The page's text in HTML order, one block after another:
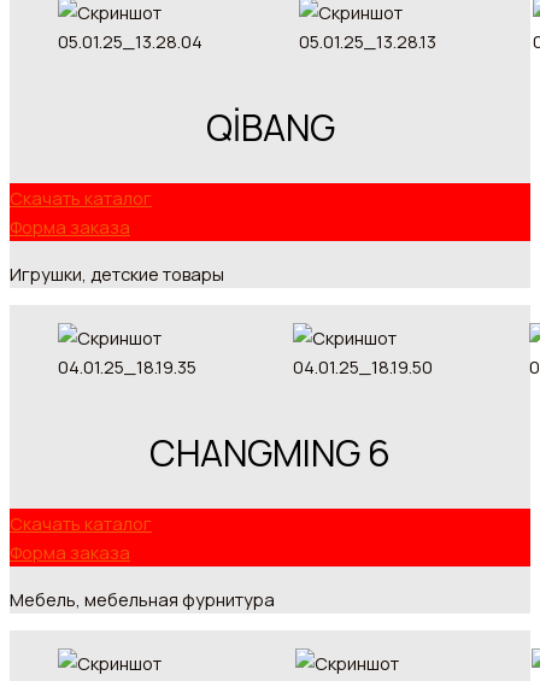
QİBANG
Скачать каталог
Форма заказа
Игрушки, детские товары
CHANGMING 6
Скачать каталог
Форма заказа
Мебель, мебельная фурнитура